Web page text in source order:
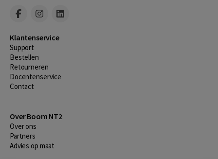
Klantenservice
Support
Bestellen
​Retourneren
Docentenservice
Contact
Over Boom NT2
Over ons
Partners
Advies op maat